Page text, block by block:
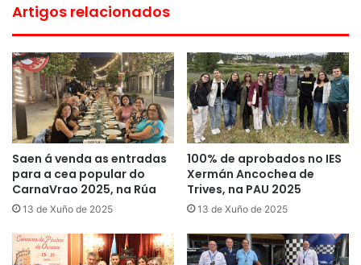
Artigos relacionados
Saen á venda as entradas
para a cea popular do
CarnaVrao 2025, na Rúa
13 de Xuño de 2025
100% de aprobados no IES
Xermán Ancochea de
Trives, na PAU 2025
13 de Xuño de 2025